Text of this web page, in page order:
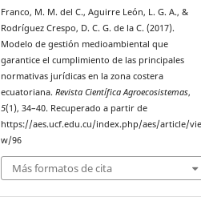
Franco, M. M. del C., Aguirre León, L. G. A., &
Rodríguez Crespo, D. C. G. de la C. (2017).
Modelo de gestión medioambiental que
garantice el cumplimiento de las principales
normativas jurídicas en la zona costera
ecuatoriana.Revista Científica Agroecosistemas,
5(1), 34–40. Recuperado a partir de
https://aes.ucf.edu.cu/index.php/aes/article/vie
w/96
Más formatos de cita